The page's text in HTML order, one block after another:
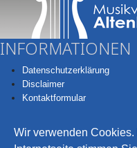
INFORMATIONEN
Datenschutzerklärung
Disclaimer
Kontaktformular
Wir verwenden